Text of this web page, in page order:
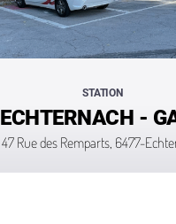
STATION
ECHTERNACH -
47 Rue des Remparts, 6477-